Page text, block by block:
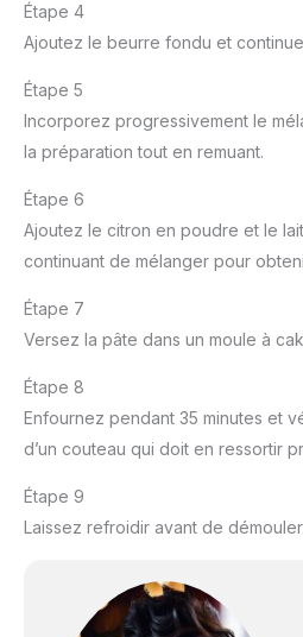
Étape 4
Ajoutez le beurre fondu et
Étape 5
Incorporez progressivement le
la préparation tout en remuant.
Étape 6
Ajoutez le citron en poudre et le
continuant de mélanger pour
Étape 7
Versez la pâte dans un moule à
Étape 8
Enfournez pendant 35 minutes et
d’un couteau qui doit en ressortir
Étape 9
Laissez refroidir avant de démouler.